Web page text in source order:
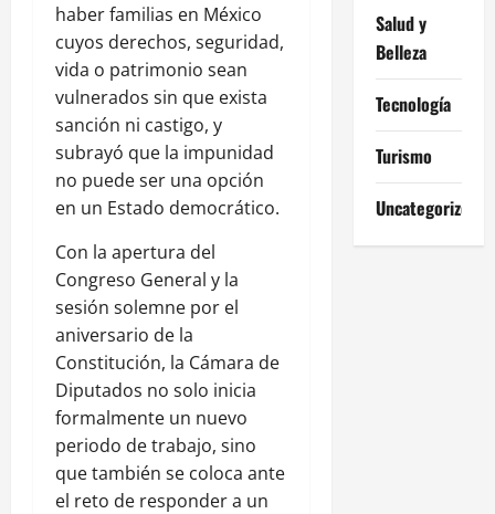
haber familias en México
cuyos derechos, seguridad,
vida o patrimonio sean
vulnerados sin que exista
sanción ni castigo, y
subrayó que la impunidad
no puede ser una opción
en un Estado democrático.
Con la apertura del
Congreso General y la
sesión solemne por el
aniversario de la
Constitución, la Cámara de
Diputados no solo inicia
formalmente un nuevo
periodo de trabajo, sino
que también se coloca ante
el reto de responder a un
Salud y
Belleza
Tecnología
Turismo
Uncategorized